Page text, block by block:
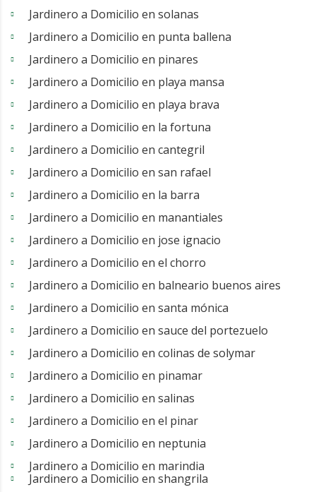
Jardinero a Domicilio en solanas
Jardinero a Domicilio en punta ballena
Jardinero a Domicilio en pinares
Jardinero a Domicilio en playa mansa
Jardinero a Domicilio en playa brava
Jardinero a Domicilio en la fortuna
Jardinero a Domicilio en cantegril
Jardinero a Domicilio en san rafael
Jardinero a Domicilio en la barra
Jardinero a Domicilio en manantiales
Jardinero a Domicilio en jose ignacio
Jardinero a Domicilio en el chorro
Jardinero a Domicilio en balneario buenos aires
Jardinero a Domicilio en santa mónica
Jardinero a Domicilio en sauce del portezuelo
Jardinero a Domicilio en colinas de solymar
Jardinero a Domicilio en pinamar
Jardinero a Domicilio en salinas
Jardinero a Domicilio en el pinar
Jardinero a Domicilio en neptunia
Jardinero a Domicilio en marindia
Jardinero a Domicilio en shangrila